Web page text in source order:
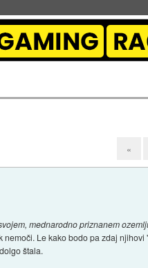
«
mednarodno priznanem
Le kako bodo pa zdaj
štala.